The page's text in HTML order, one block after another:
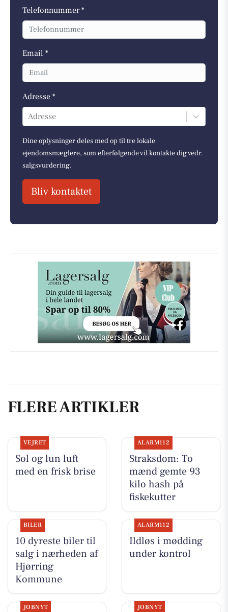
Telefonnummer *
Email *
Adresse *
Adresse
Dine oplysninger deles med op til tre lokale
ejendomsmæglere, som efterfølgende vil kontakte dig vedr.
salgsvurdering.
Bliv kontaktet
FLERE ARTIKLER
VEJRET
Sol og lun luft
med en frisk brise
ALARM112
Straksdom: To
mænd gemte 93
kilo hash på
fiskekutter
BILER
10 dyreste biler til
salg i nærheden af
Hjørring
Kommune
ALARM112
Ildløs i mødding
under kontrol
JOBNYT JOBNYT